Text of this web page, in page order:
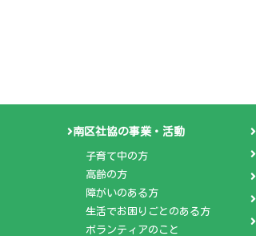
南区社協の事業・活動
子育て中の方
高齢の方
障がいのある方
生活でお困りごとのある方
ボランティアのこと